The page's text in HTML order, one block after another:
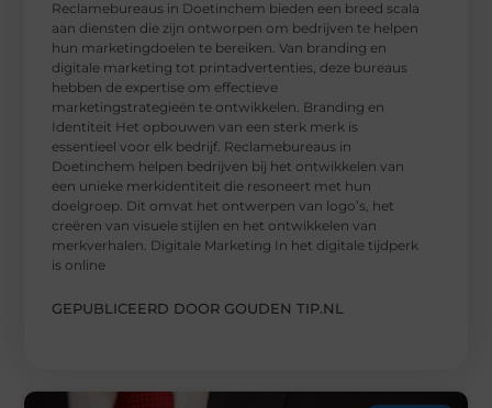
Reclamebureaus in Doetinchem bieden een breed scala
aan diensten die zijn ontworpen om bedrijven te helpen
hun marketingdoelen te bereiken. Van branding en
digitale marketing tot printadvertenties, deze bureaus
hebben de expertise om effectieve
marketingstrategieën te ontwikkelen. Branding en
Identiteit Het opbouwen van een sterk merk is
essentieel voor elk bedrijf. Reclamebureaus in
Doetinchem helpen bedrijven bij het ontwikkelen van
een unieke merkidentiteit die resoneert met hun
doelgroep. Dit omvat het ontwerpen van logo’s, het
creëren van visuele stijlen en het ontwikkelen van
merkverhalen. Digitale Marketing In het digitale tijdperk
is online
GEPUBLICEERD DOOR GOUDEN TIP.NL